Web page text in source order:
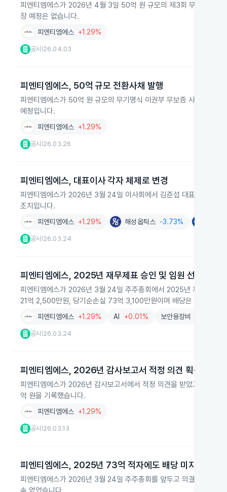
피엔티엠에스가 2026년 4월 3일 50억 원 규모의 제3회 무기명식 이
장 예정은 없습니다.
피엔티엠에스 +1.29%
공시 26.04.03
피엔티엠에스, 50억 규모 전환사채 발행
피엔티엠에스가 50억 원 규모의 무기명식 이권부 무보증 사모 전환
예정입니다.
피엔티엠에스 +1.29%
공시 26.03.26
피엔티엠에스, 대표이사 각자 체제로 변경
피엔티엠에스가 2026년 3월 24일 이사회에서 김준섭 대표이사에서
조치입니다.
피엔티엠에스 +1.29% 해성옵틱스 -3.73%
공시 26.03.24
피엔티엠에스, 2025년 재무제표 승인 및 임원 선임 완료
피엔티엠에스가 2026년 3월 24일 주주총회에서 2025년 재무제표
21억 2,500만원, 당기순손실 73억 3,100만원이며 배당은 없기로 했
피엔티엠에스 +1.29% AI +0.01% 보안용장비
공시 26.03.24
피엔티엠에스, 2026년 감사보고서 적정 의견 획득
피엔티엠에스가 2026년 감사보고서에서 적정 의견을 받았고, 계속
억 원을 기록했습니다.
피엔티엠에스 +1.29%
공시 26.03.13
피엔티엠에스, 2025년 73억 적자에도 배당 미지급
피엔티엠에스가 2026년 3월 24일 주주총회를 앞두고 의결권 대리